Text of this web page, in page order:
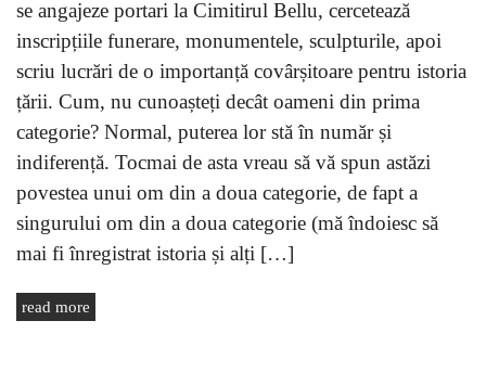
se angajeze portari la Cimitirul Bellu, cercetează
inscripțiile funerare, monumentele, sculpturile, apoi
scriu lucrări de o importanță covârșitoare pentru istoria
țării. Cum, nu cunoașteți decât oameni din prima
categorie? Normal, puterea lor stă în număr și
indiferență. Tocmai de asta vreau să vă spun astăzi
povestea unui om din a doua categorie, de fapt a
singurului om din a doua categorie (mă îndoiesc să
mai fi înregistrat istoria și alți […]
read more